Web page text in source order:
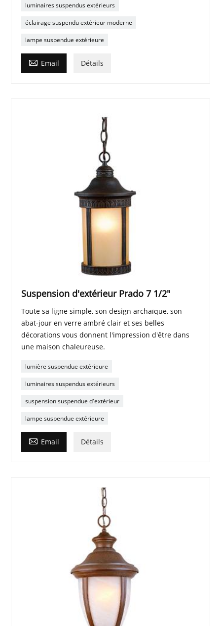
luminaires suspendus extérieurs
éclairage suspendu extérieur moderne
lampe suspendue extérieure
 Email Détails
Suspension d'extérieur Prado 7 1/2"
Toute sa ligne simple, son design archaïque, son
abat-jour en verre ambré clair et ses belles
décorations vous donnent l'impression d'être dans
une maison chaleureuse.
lumière suspendue extérieure
luminaires suspendus extérieurs
suspension suspendue d'extérieur
lampe suspendue extérieure
 Email Détails